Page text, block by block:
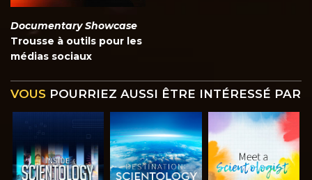
Documentary Showcase
Trousse à outils pour les
médias sociaux
VOUS POURRIEZ AUSSI ÊTRE INTÉRESSÉ PAR